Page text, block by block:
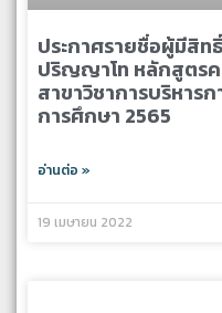
ประกาศรายชื่อผู้มีสิท
ปริญญาโท หลักสูตร
สาขาวิชาการบริหาร
การศึกษา 2565
อ่านต่อ »
19 เมษายน 2022